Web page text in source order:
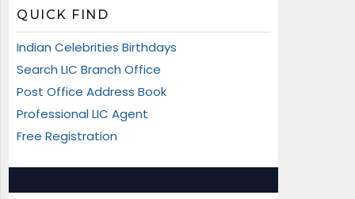
QUICK FIND
Indian Celebrities Birthdays
Search LIC Branch Office
Post Office Address Book
Professional LIC Agent
Free Registration